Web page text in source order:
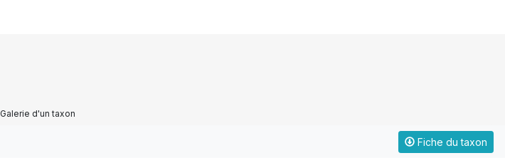
Galerie d'un taxon
Fiche du taxon